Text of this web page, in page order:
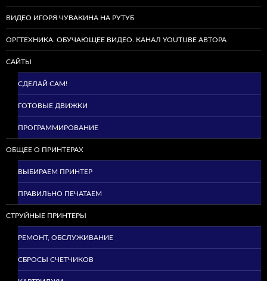
ВИДЕО ИГОРЯ ЧУВАКИНА НА РУТУБ
ОРГТЕХНИКА. ОБУЧАЮЩЕЕ ВИДЕО. КАНАЛ YOUTUBE АВТОРА
САЙТЫ
СДЕЛАЙ САМ!
ГОТОВЫЕ ДВИЖКИ
ПРОГРАММИРОВАНИЕ
ОБЩЕЕ О ПРИНТЕРАХ
ВЫБИРАЕМ ПРИНТЕР
ПРАВИЛЬНО ПЕЧАТАЕМ
СТРУЙНЫЕ ПРИНТЕРЫ
РЕМОНТ, ОБСЛУЖИВАНИЕ
СБРОСЫ СЧЕТЧИКОВ